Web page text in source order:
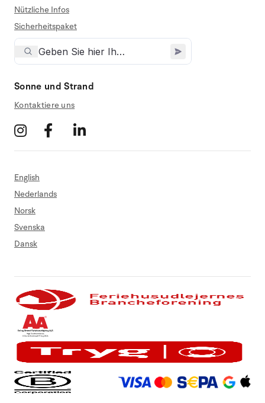
Nützliche Infos
Sicherheitspaket
Sonne und Strand
Kontaktiere uns
English
Nederlands
Norsk
Svenska
Dansk